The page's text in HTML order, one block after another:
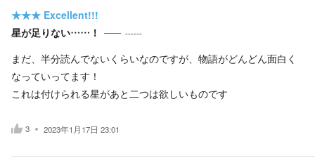
★★★ Excellent!!!
星が足りない……！
------
まだ、半分読んでないくらいなのですが、物語がどんどん面白く
なっていってます！
これは付けられる星があと二つは欲しいものです
3 2023年1月17日 23:01